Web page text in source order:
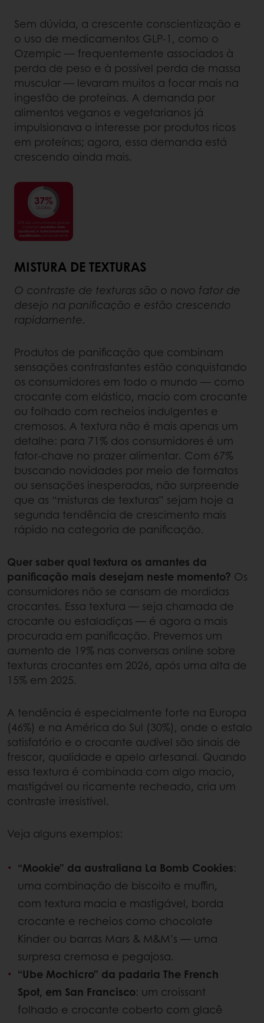
Sem dúvida, a crescente conscientização e
o uso de medicamentos GLP-1, como o
Ozempic — frequentemente associados à
perda de peso e à possível perda de massa
muscular — levaram muitos a focar mais na
ingestão de proteínas. A demanda por
alimentos veganos e vegetarianos já
impulsionava o interesse por produtos ricos
em proteínas; agora, essa demanda está
crescendo ainda mais.
MISTURA DE TEXTURAS
O contraste de texturas são o novo fator de
desejo na panificação e estão crescendo
rapidamente.
Produtos de panificação que combinam
sensações contrastantes estão conquistando
os consumidores em todo o mundo — como
crocante com elástico, macio com crocante
ou folhado com recheios indulgentes e
cremosos. A textura não é mais apenas um
detalhe: para 71% dos consumidores é um
fator-chave no prazer alimentar. Com 67%
buscando novidades por meio de formatos
ou sensações inesperadas, não surpreende
que as “misturas de texturas” sejam hoje a
segunda tendência de crescimento mais
rápido na categoria de panificação.
Quer saber qual textura os amantes da
panificação mais desejam neste momento? Os
consumidores não se cansam de mordidas
crocantes. Essa textura — seja chamada de
crocante ou estaladiças — é agora a mais
procurada em panificação. Prevemos um
aumento de 19% nas conversas online sobre
texturas crocantes em 2026, após uma alta de
15% em 2025.
A tendência é especialmente forte na Europa
(46%) e na América do Sul (30%), onde o estalo
satisfatório e o crocante audível são sinais de
frescor, qualidade e apelo artesanal. Quando
essa textura é combinada com algo macio,
mastigável ou ricamente recheado, cria um
contraste irresistível.
Veja alguns exemplos:
“Mookie” da australiana La Bomb Cookies:
uma combinação de biscoito e muffin,
com textura macia e mastigável, borda
crocante e recheios como chocolate
Kinder ou barras Mars & M&M’s — uma
surpresa cremosa e pegajosa.
“Ube Mochicro” da padaria The French
Spot, em San Francisco: um croissant
folhado e crocante coberto com glacê